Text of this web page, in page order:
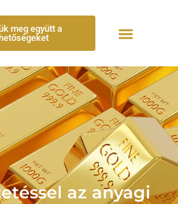
meg együtt a
az anyagi